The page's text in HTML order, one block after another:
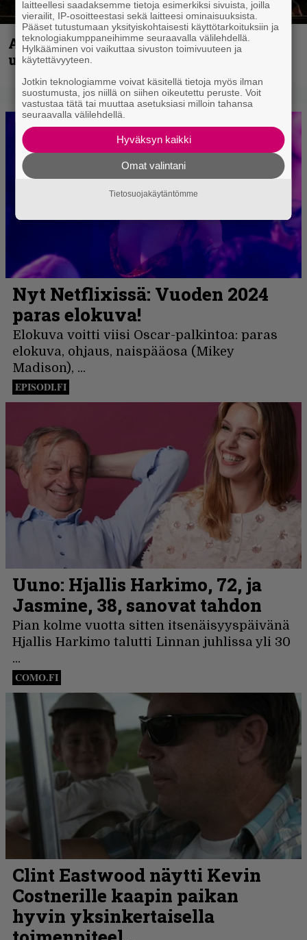
Anthrax vie katsojat keikkatunnelmiin
uudella videollaan
laitteellesi saadaksemme tietoja esimerkiksi sivuista, joilla
vierailit, IP-osoitteestasi sekä laitteesi ominaisuuksista.
Pääset tutustumaan yksityiskohtaisesti käyttötarkoituksiin ja
teknologiakumppaneihimme seuraavalla välilehdellä.
Hylkääminen voi vaikuttaa sivuston toimivuuteen ja
käytettävyyteen.
Jotkin teknologiamme voivat käsitellä tietoja myös ilman
suostumusta, jos niillä on siihen oikeutettu peruste. Voit
vastustaa tätä tai muuttaa asetuksiasi milloin tahansa
seuraavalla välilehdellä.
Hyväksyn kaikki
Omat valintani
Tietosuojakäytäntömme